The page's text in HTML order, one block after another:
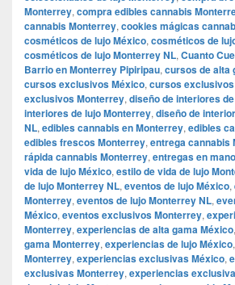
Monterrey, compra edibles cannabis
cannabis Monterrey, cookies mágicas
cosméticos de lujo México, cosméticos de
cosméticos de lujo Monterrey NL, Cuanto
Barrio en Monterrey Pipiripau, cursos de alta
cursos exclusivos México, cursos
exclusivos Monterrey, diseño de interiores
interiores de lujo Monterrey, diseño de
NL, edibles cannabis en Monterrey, edibles
edibles frescos Monterrey, entrega cannabis
rápida cannabis Monterrey, entregas en
vida de lujo México, estilo de vida de lujo
de lujo Monterrey NL, eventos de lujo México,
Monterrey, eventos de lujo Monterrey NL,
México, eventos exclusivos Monterrey,
Monterrey, experiencias de alta gama México,
gama Monterrey, experiencias de lujo México,
Monterrey, experiencias exclusivas México,
exclusivas Monterrey, experiencias